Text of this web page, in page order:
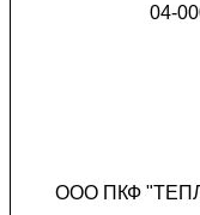
04-
ООО ПКФ